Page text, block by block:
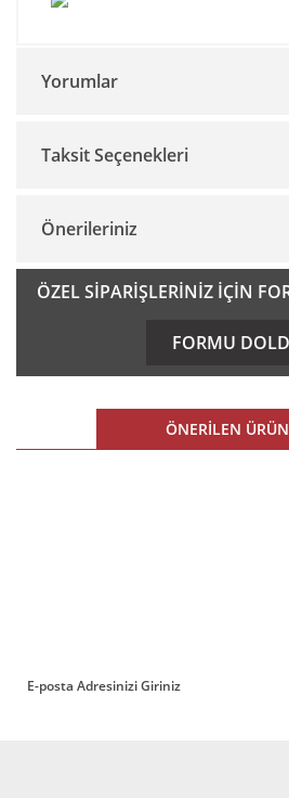
Yorumlar
Bu ürüne ilk yorumu
Taksit Seçenekleri
Önerileriniz
Bu ürünün fiyat bilgisi, resim, ürün
konularda yetersiz gördüğünüz
kullanarak tarafımıza iletebilirsiniz.
Ürün resmi kalitesiz, bozuk veya
Ürün açıklamasında eksik bilgiler
ÖZEL SİPARİŞLERİNİZ İÇİN
FORMU
ÖNERİLEN